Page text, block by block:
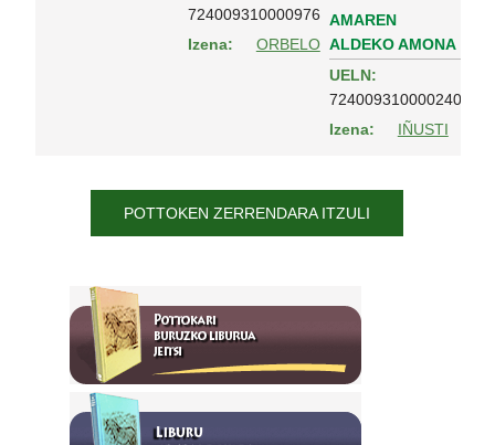
724009310000976
Izena:
ORBELO
AMAREN
ALDEKO AMONA
UELN:
724009310000240
Izena:
IÑUSTI
POTTOKEN ZERRENDARA ITZULI